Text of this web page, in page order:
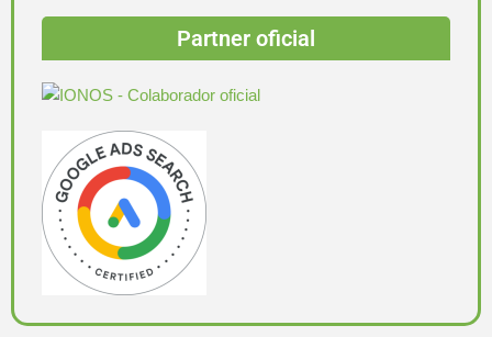
Partner oficial